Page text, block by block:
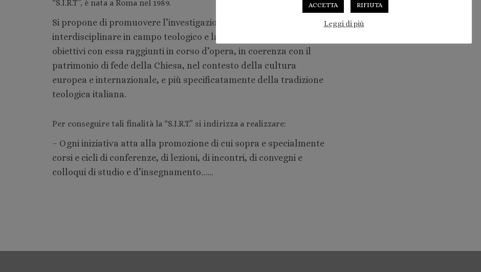
“S.I.R.T”, è nata a Roma nel 1989.
Si propone di promuovere l’investigazione critico-scientifica
interdisciplinare in campo teologico e la comunicazione degli
obiettivi con essa raggiunti in corso d’opera, in coerenza con il
patrimonio di fede della Chiesa, nel contesto della cultura
europea e internazionale, e più specificatamente della tradizione
teologica italiana.
Per conseguire tali finalità la “S.I.R.T.” si indirizza a realizzare:
– Ogni iniziativa atta alla promozione di cui sopra e specialmente
corsi e cicli di conferenze, di lezioni, di incontri, di convegni e
colloqui di studio e d’insegnamento……
ACCETTA RIFIUTA
Leggi di più